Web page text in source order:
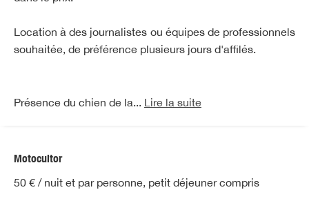
Location à des journalistes ou équipes de professionnels
souhaitée, de préférence plusieurs jours d'affilés.
Présence du chien de la... Lire la suite
Motocultor
50 € / nuit et par personne, petit déjeuner compris